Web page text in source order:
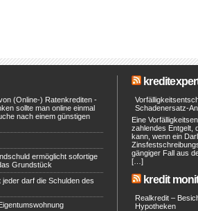
(Online-) Ratenkrediten -
sollte man online einmal
nach einem günstigen
ermöglicht sofortige
Grundstück
darf die Schulden des
Schadenersatz-
Eine
zahlendes Entgelt,
kann, wenn ein
gängiger Fall aus
[…]
kredit
Realkredit –
Hypotheken